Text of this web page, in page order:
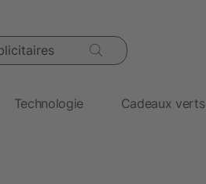
Technologie Cadeaux verts